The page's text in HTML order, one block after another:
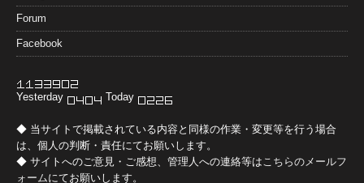
Forum
Facebook
Yesterday Today
◆ 当サイトで掲載されている内容と同様の作業・変更等を行う場合
は、個人の判断・責任にてお願いします。
◆ サイトへのご意見・ご感想、管理人への連絡等は こちらのメールフ
ォームにてお願いします。